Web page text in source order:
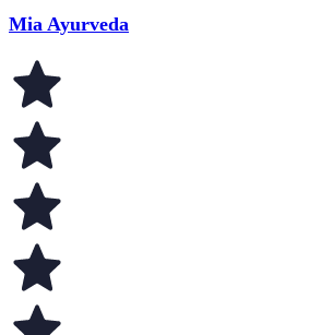
Mia Ayurveda